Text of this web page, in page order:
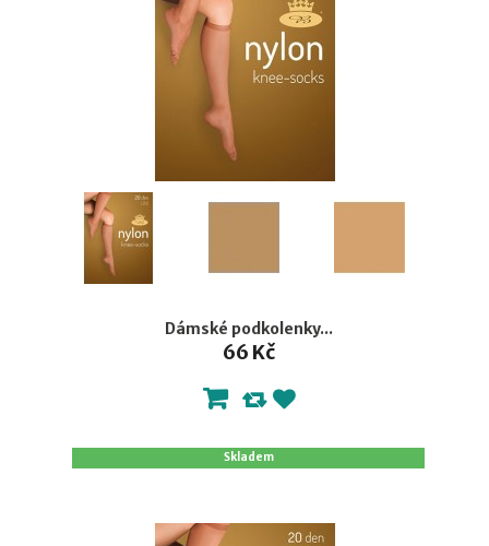
Dámské podkolenky...
66 Kč
Skladem